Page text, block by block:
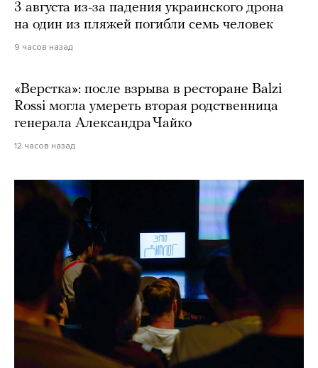
3 августа из-за падения украинского дрона
на один из пляжей погибли семь человек
9 часов назад
«Верстка»: после взрыва в ресторане Balzi
Rossi могла умереть вторая родственница
генерала Александра Чайко
12 часов назад